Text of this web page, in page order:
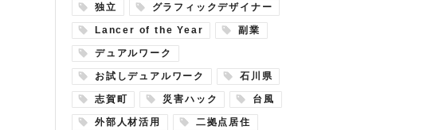
独立 グラフィックデザイナー
Lancer of the Year 副業
デュアルワーク
お試しデュアルワーク 石川県
志賀町 災害ハック 台風
外部人材活用 二拠点居住